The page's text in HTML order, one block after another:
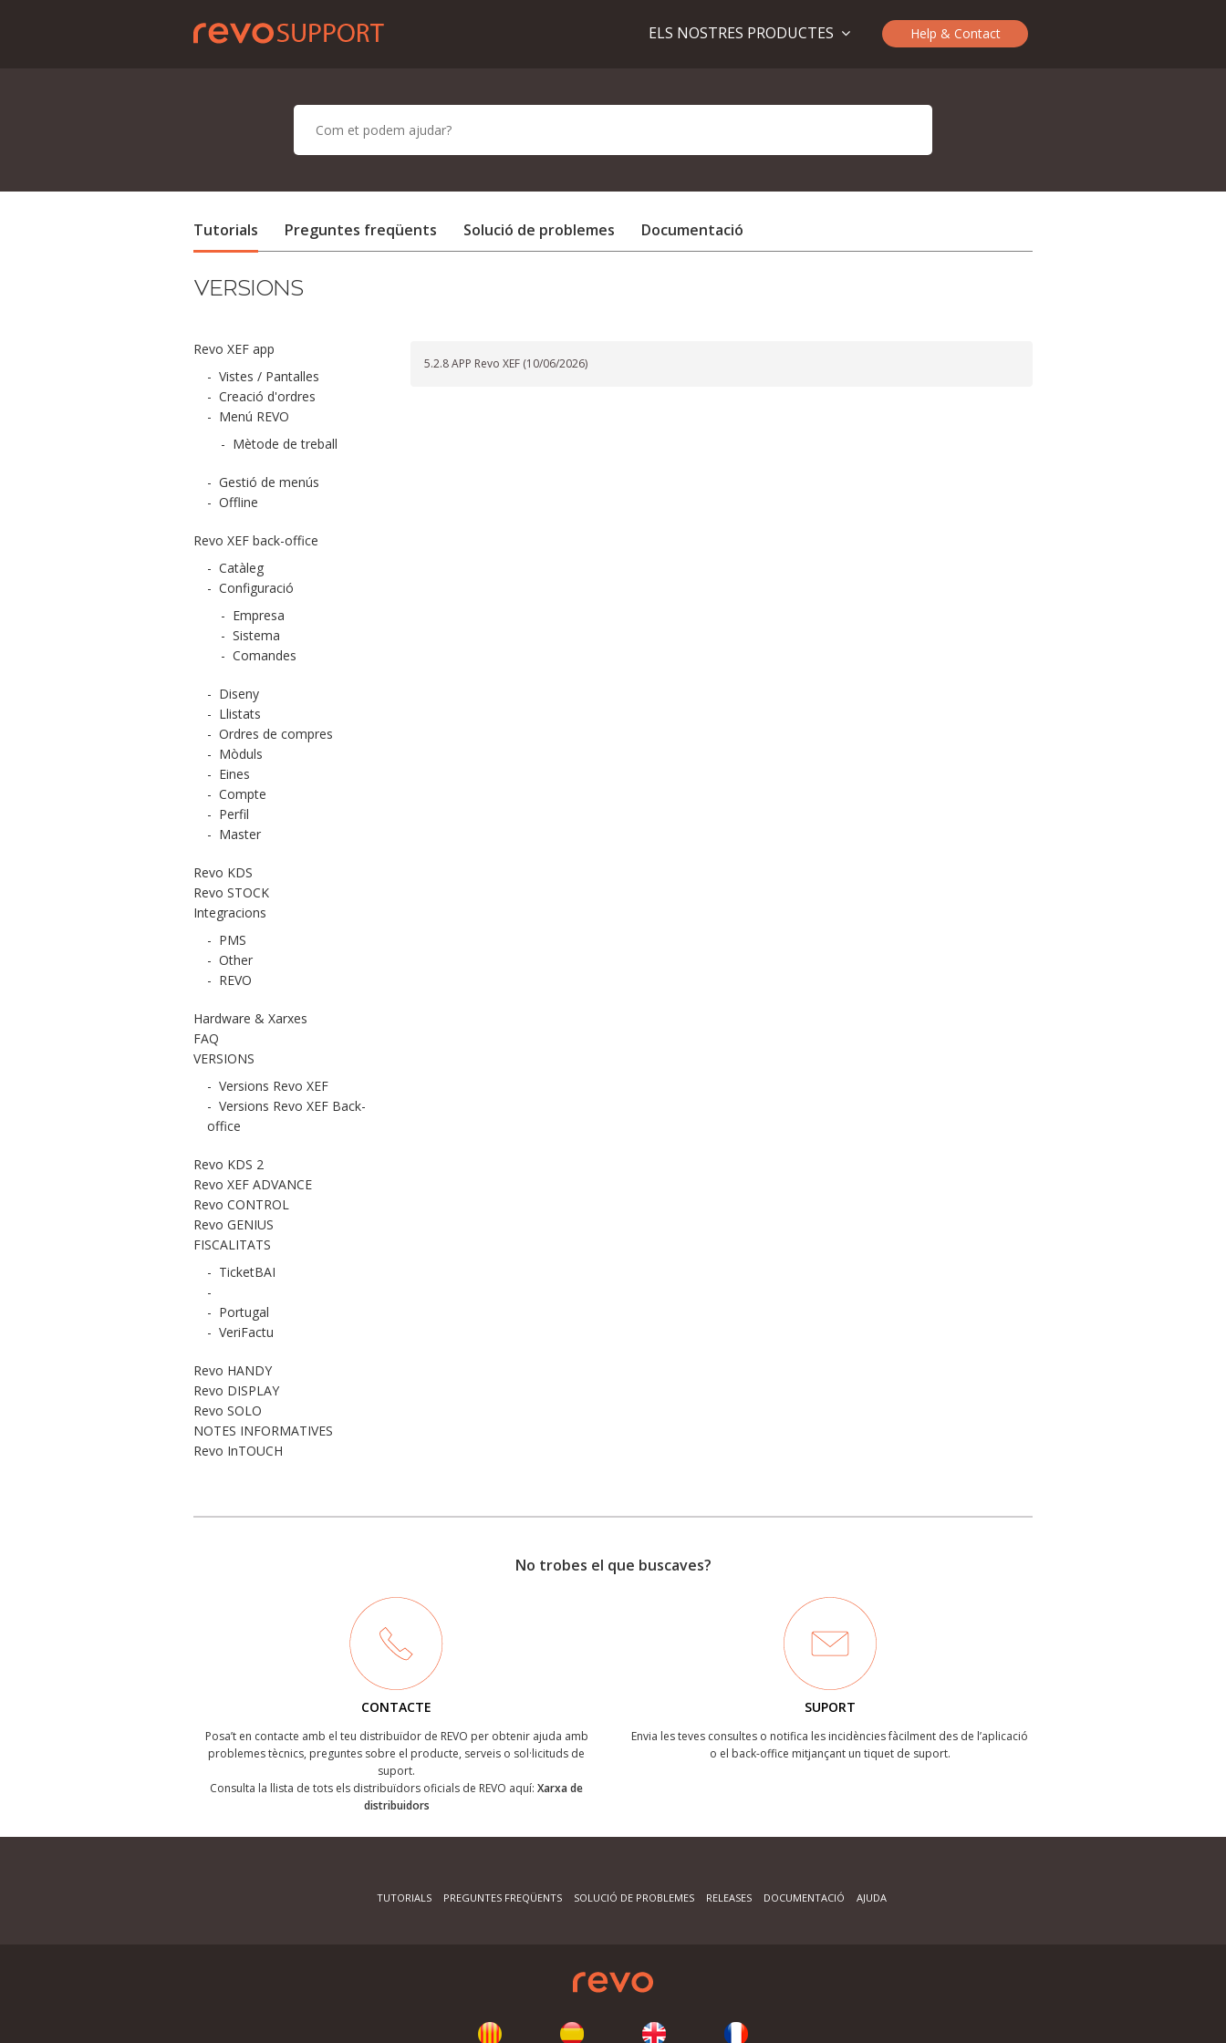
Help & Contact
ELS NOSTRES PRODUCTES
Tutorials Preguntes freqüents Solució de problemes Documentació
VERSIONS
Revo XEF app
- Vistes / Pantalles
- Creació d'ordres
- Menú REVO
- Mètode de treball
- Gestió de menús
- Offline
Revo XEF back-office
- Catàleg
- Configuració
- Empresa
- Sistema
- Comandes
- Diseny
- Llistats
- Ordres de compres
- Mòduls
- Eines
- Compte
- Perfil
- Master
Revo KDS
Revo STOCK
Integracions
- PMS
- Other
- REVO
Hardware & Xarxes
FAQ
VERSIONS
- Versions Revo XEF
- Versions Revo XEF Back-
office
Revo KDS 2
Revo XEF ADVANCE
Revo CONTROL
Revo GENIUS
FISCALITATS
- TicketBAI
-
- Portugal
- VeriFactu
Revo HANDY
Revo DISPLAY
Revo SOLO
NOTES INFORMATIVES
Revo InTOUCH
5.2.8 APP Revo XEF (10/06/2026)
No trobes el que buscaves?
CONTACTE
Posa’t en contacte amb el teu distribuïdor de REVO per obtenir ajuda amb
problemes tècnics, preguntes sobre el producte, serveis o sol·licituds de
suport.
Consulta la llista de tots els distribuïdors oficials de REVO aquí: Xarxa de
distribuidors
SUPORT
Envia les teves consultes o notifica les incidències fàcilment des de l’aplicació
o el back-office mitjançant un tiquet de suport.
TUTORIALS PREGUNTES FREQÜENTS SOLUCIÓ DE PROBLEMES RELEASES DOCUMENTACIÓ AJUDA